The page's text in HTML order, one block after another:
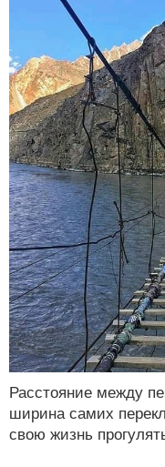
Расстояние между
ширина самих
свою жизнь